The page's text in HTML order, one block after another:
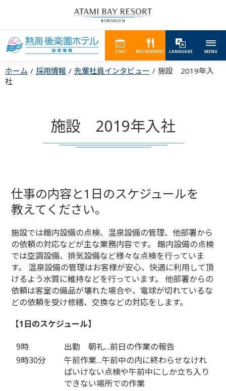
STAY RESTAURANT LANGUAGE MENU
ホーム 採用情報 先輩社員インタビュー
施設 2019年入
社
施設 2019年入社
仕事の内容と1日のスケジュールを
教えてください。
施設では館内設備の点検、温泉設備の管理、他部署から
の依頼の対応などが主な業務内容です。 館内設備の点検
では空調設備、排気設備など様々な点検を行っていま
す。 温泉設備の管理はお客様が安心、快適に利用して頂
けるよう水質に維持などを行っています。 他部署からの
依頼は客室の備品が壊れた場合や、電球が切れているな
どの依頼を受け修繕、交換などの対応をします。
【1日のスケジュール】
9時
出勤 朝礼…前日の作業の報告
9時30分
午前作業…午前中の内に終わらせなけれ
ばいけない点検や午前中にしか立ち入り
できない場所での作業